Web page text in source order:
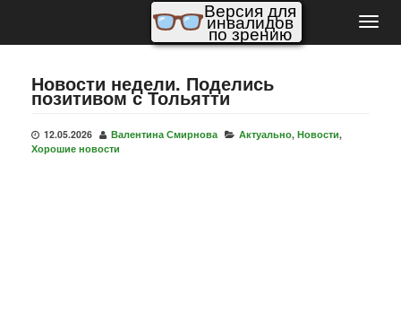
Версия для
инвалидов
по зрению
Новости недели. Поделись
позитивом с Тольятти
12.05.2026 Валентина Смирнова Актуально, Новости,
Хорошие новости